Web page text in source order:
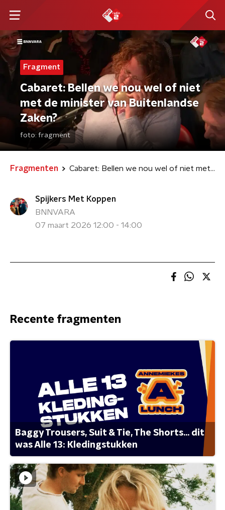
Fragment
Cabaret: Bellen we nou wel of niet
met de minister van Buitenlandse
Zaken?
foto: fragment
Fragmenten Cabaret: Bellen we nou wel of niet met de minister van Buitenlandse Zaken?
Spijkers Met Koppen
BNNVARA
07 maart 2026 12:00 - 14:00
Recente fragmenten
Baggy Trousers, Suit & Tie, The Shorts... dit
was Alle 13: Kledingstukken